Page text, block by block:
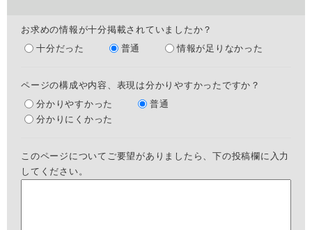
お求めの情報が十分掲載されていましたか？
十分だった
普通 情報が足りなかった
ページの構成や内容、表現は分かりやすかったですか？
分かりやすかった
普通
分かりにくかった
このページについてご要望がありましたら、下の投稿欄に入力
してください。